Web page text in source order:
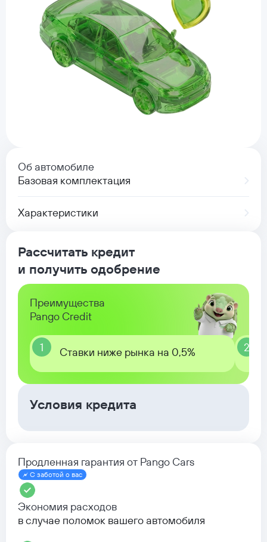
Об автомобиле
Базовая комплектация
Характеристики
Рассчитать кредит
и получить одобрение
Преимущества
Pango Credit
1 Ставки ниже рынка на 0,5% 2
Условия кредита
Продленная гарантия от Pango Cars
С заботой о вас
Экономия расходов
в случае поломок вашего автомобиля